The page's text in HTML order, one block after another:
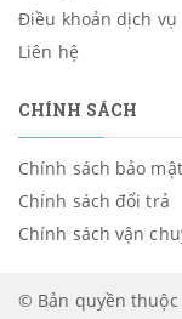
Điều khoản dịch vụ
Liên hệ
CHÍNH SÁCH
Chính sách bảo
Chính sách đổi trả
Chính sách vận
© Bản quyền